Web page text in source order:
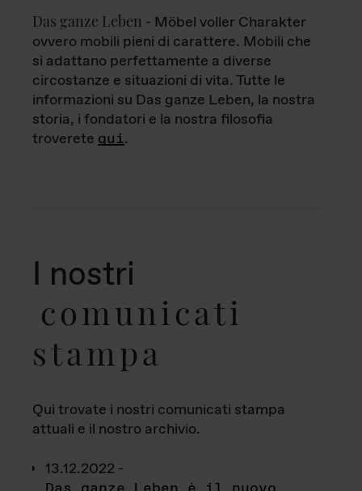
Das ganze Leben - Möbel voller Charakter
ovvero mobili pieni di carattere. Mobili che
si adattano perfettamente a diverse
circostanze e situazioni di vita. Tutte le
informazioni su Das ganze Leben, la nostra
storia, i fondatori e la nostra filosofia
troverete qui.
I nostri
comunicati
stampa
Qui trovate i nostri comunicati stampa
attuali e il nostro archivio.
13.12.2022 -